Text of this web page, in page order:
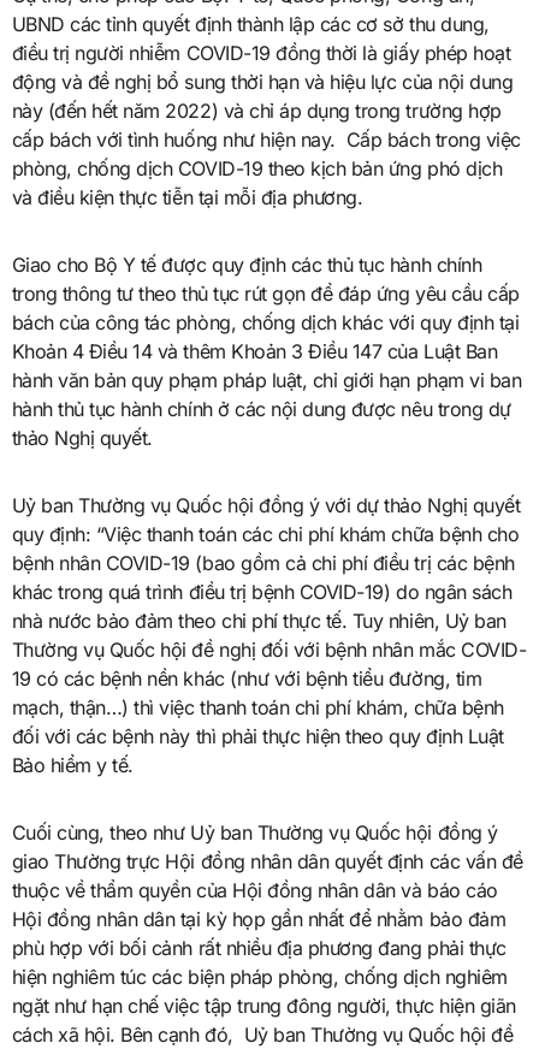
UBND các tỉnh quyết định thành lập các cơ sở thu dung,
điều trị người nhiễm COVID-19 đồng thời là giấy phép hoạt
động và đề nghị bổ sung thời hạn và hiệu lực của nội dung
này (đến hết năm 2022) và chỉ áp dụng trong trường hợp
cấp bách với tình huống như hiện nay. Cấp bách trong việc
phòng, chống dịch COVID-19 theo kịch bản ứng phó dịch
và điều kiện thực tiễn tại mỗi địa phương.
Giao cho Bộ Y tế được quy định các thủ tục hành chính
trong thông tư theo thủ tục rút gọn để đáp ứng yêu cầu cấp
bách của công tác phòng, chống dịch khác với quy định tại
Khoản 4 Điều 14 và thêm Khoản 3 Điều 147 của Luật Ban
hành văn bản quy phạm pháp luật, chỉ giới hạn phạm vi ban
hành thủ tục hành chính ở các nội dung được nêu trong dự
thảo Nghị quyết.
Uỷ ban Thường vụ Quốc hội đồng ý với dự thảo Nghị quyết
quy định: “Việc thanh toán các chi phí khám chữa bệnh cho
bệnh nhân COVID-19 (bao gồm cả chi phí điều trị các bệnh
khác trong quá trình điều trị bệnh COVID-19) do ngân sách
nhà nước bảo đảm theo chi phí thực tế. Tuy nhiên, Uỷ ban
Thường vụ Quốc hội đề nghị đối với bệnh nhân mắc COVID-
19 có các bệnh nền khác (như với bệnh tiểu đường, tim
mạch, thận…) thì việc thanh toán chi phí khám, chữa bệnh
đối với các bệnh này thì phải thực hiện theo quy định Luật
Bảo hiểm y tế.
Cuối cùng, theo như Uỷ ban Thường vụ Quốc hội đồng ý
giao Thường trực Hội đồng nhân dân quyết định các vấn đề
thuộc về thẩm quyền của Hội đồng nhân dân và báo cáo
Hội đồng nhân dân tại kỳ họp gần nhất để nhằm bảo đảm
phù hợp với bối cảnh rất nhiều địa phương đang phải thực
hiện nghiêm túc các biện pháp phòng, chống dịch nghiêm
ngặt như hạn chế việc tập trung đông người, thực hiện giãn
cách xã hội. Bên cạnh đó, Uỷ ban Thường vụ Quốc hội đề